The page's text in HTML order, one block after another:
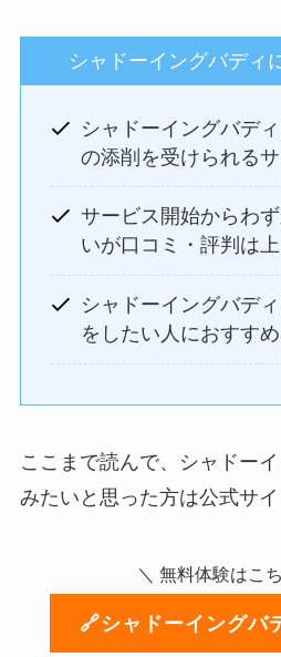
シャドーイングバディ
シャドーイングバデ
の添削を受けられる
サービス開始からわ
いが口コミ・評判は上
シャドーイングバデ
をしたい人におすすめ
ここまで読んで、シャドー
みたいと思った方は公式サイ
＼ 無料体験はこ
🔗シャドーイングバ